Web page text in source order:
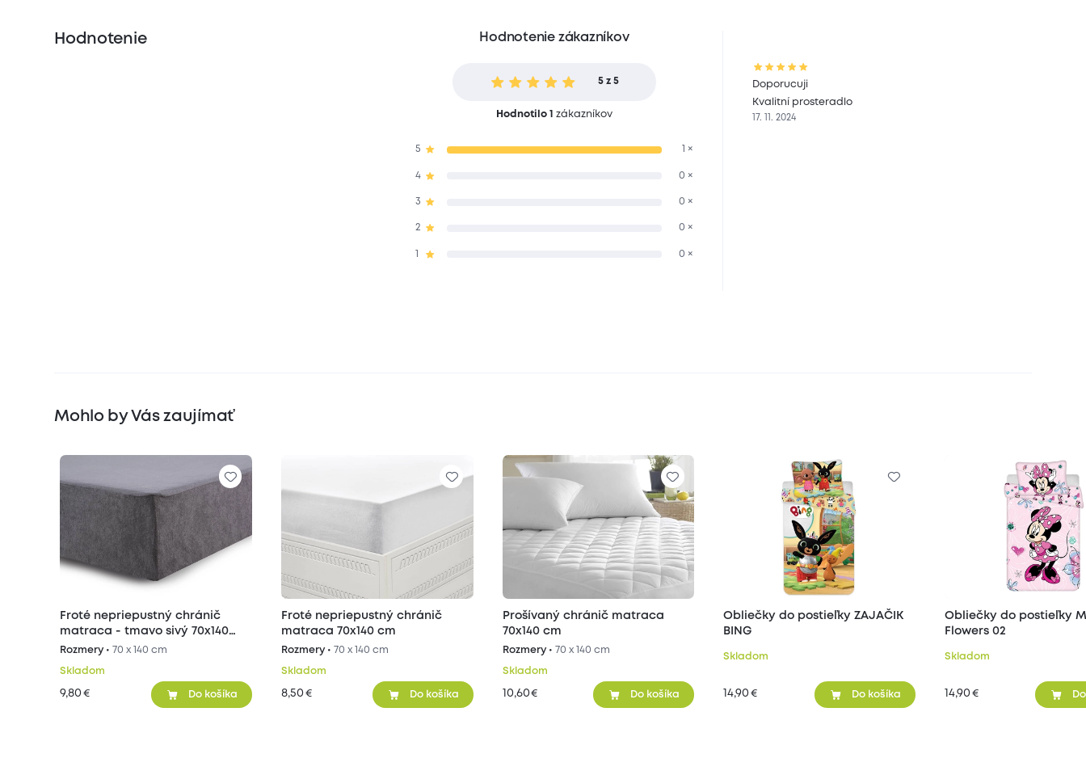
Hodnotenie Hodnotenie zákazníkov
5 z 5
Hodnotilo 1 zákazníkov
5 1 ×
4 0 ×
3 0 ×
2 0 ×
0 ×
Doporucuji
Kvalitní prosteradlo
17. 11. 2024
Mohlo by Vás zaujímať
Froté nepriepustný chránič
matraca - tmavo sivý 70x140
cm
Rozmery • 70 x 140 cm
Skladom
9,80 € Do košíka
Froté nepriepustný chránič
matraca 70x140 cm
Rozmery • 70 x 140 cm
Skladom
8,50 € Do košíka
Prošívaný chránič matraca
70x140 cm
Rozmery • 70 x 140 cm
Skladom
10,60 € Do košíka
Obliečky do postieľky ZAJAČIK
BING
Skladom
14,90 € Do košíka
Obliečky do postieľky
Flowers 02
Skladom
14,90 €